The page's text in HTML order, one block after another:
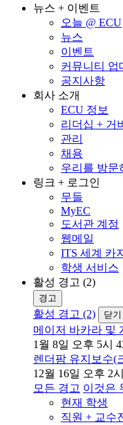
뉴스 + 이벤트
오늘 @ ECU
뉴스
이벤트
커뮤니티 업
공지사항
회사 소개
ECU 정보
리더십 + 거
관리
채용
우리를 방문
링크 + 로그인
무들
MyEC
도서관 계정
웹메일
ITS 세계 카
학생 서비스
활성 경고 (2)
경고
활성 경고 (2) 닫기
메이저 바카라 및
1월 8일 오후 5시
렌더팜 유지보수(
12월 16일 오후 2
모든 경고 이것은
현재 학생
직원 + 교수